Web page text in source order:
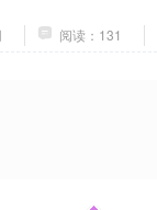
阅读：131